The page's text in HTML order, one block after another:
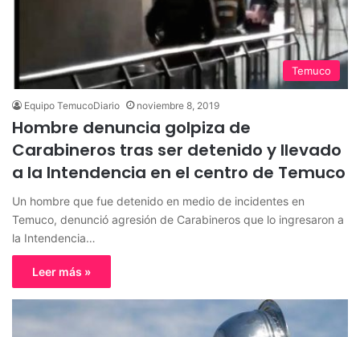
Temuco
Equipo TemucoDiario noviembre 8, 2019
Hombre denuncia golpiza de
Carabineros tras ser detenido y llevado
a la Intendencia en el centro de Temuco
Un hombre que fue detenido en medio de incidentes en
Temuco, denunció agresión de Carabineros que lo ingresaron a
la Intendencia…
Leer más »